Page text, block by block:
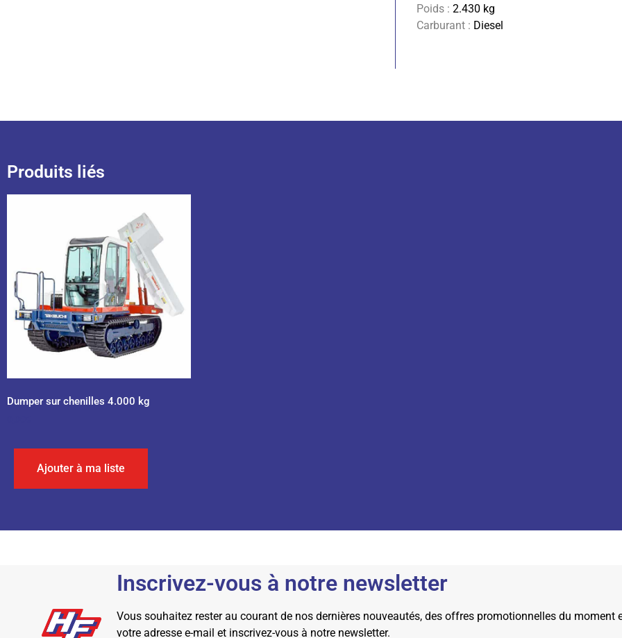
Poids : 2.430 kg
Carburant : Diesel
Produits liés
Dumper sur chenilles 4.000 kg
Ajouter à ma liste
Inscrivez-vous à notre newsletter
Vous souhaitez rester au courant de nos dernières nouveautés, des offres promotionnelles du moment
votre adresse e-mail et inscrivez-vous à notre newsletter.